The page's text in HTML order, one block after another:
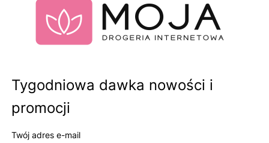
Tygodniowa dawka nowości i
promocji
Twój adres e-mail